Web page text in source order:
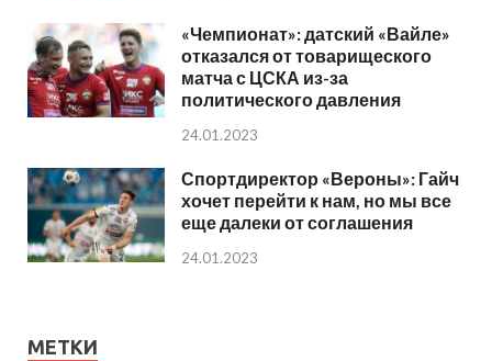
«Чемпионат»: датский «Вайле»
отказался от товарищеского
матча с ЦСКА из-за
политического давления
24.01.2023
Спортдиректор «Вероны»: Гайч
хочет перейти к нам, но мы все
еще далеки от соглашения
24.01.2023
МЕТКИ